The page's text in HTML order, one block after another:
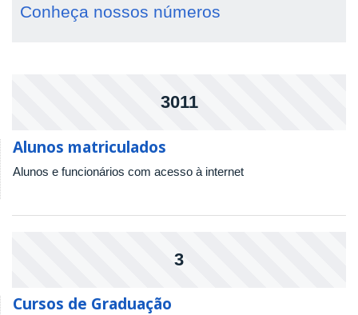
Conheça nossos números
3011
Alunos matriculados
Alunos e funcionários com acesso à internet
3
Cursos de Graduação